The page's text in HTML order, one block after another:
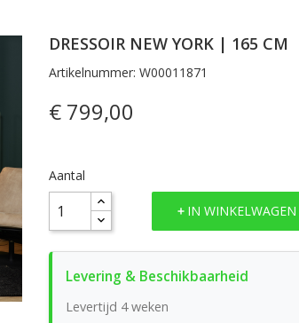
DRESSOIR NEW YORK | 165 CM
Artikelnummer: W00011871
€ 799,00
Aantal
IN WINKELWAGEN
Levertijd 4 weken